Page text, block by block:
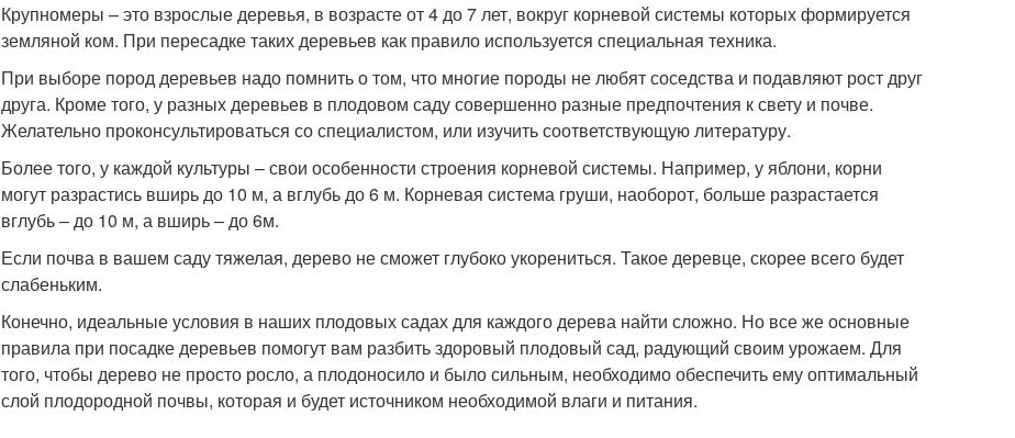
Крупномеры – это взрослые деревья, в возрасте от 4 до 7 лет, вокруг корневой системы которых формируется
земляной ком. При пересадке таких деревьев как правило используется специальная техника.
При выборе пород деревьев надо помнить о том, что многие породы не любят соседства и подавляют рост друг
друга. Кроме того, у разных деревьев в плодовом саду совершенно разные предпочтения к свету и почве.
Желательно проконсультироваться со специалистом, или изучить соответствующую литературу.
Более того, у каждой культуры – свои особенности строения корневой системы. Например, у яблони, корни
могут разрастись вширь до 10 м, а вглубь до 6 м. Корневая система груши, наоборот, больше разрастается
вглубь – до 10 м, а вширь – до 6м.
Если почва в вашем саду тяжелая, дерево не сможет глубоко укорениться. Такое деревце, скорее всего будет
слабеньким.
Конечно, идеальные условия в наших плодовых садах для каждого дерева найти сложно. Но все же основные
правила при посадке деревьев помогут вам разбить здоровый плодовый сад, радующий своим урожаем. Для
того, чтобы дерево не просто росло, а плодоносило и было сильным, необходимо обеспечить ему оптимальный
слой плодородной почвы, которая и будет источником необходимой влаги и питания.